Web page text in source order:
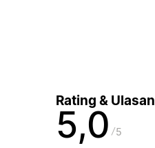
Rating & Ulasan
5,0 5